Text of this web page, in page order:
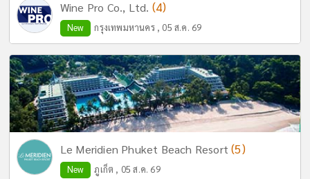
Wine Pro Co., Ltd. (4)
New กรุงเทพมหานคร , 05 ส.ค. 69
Le Meridien Phuket Beach Resort(5)
New ภูเก็ต , 05 ส.ค. 69